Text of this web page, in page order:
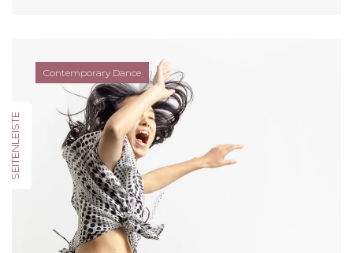
SEITENLEISTE
Contemporary Dance